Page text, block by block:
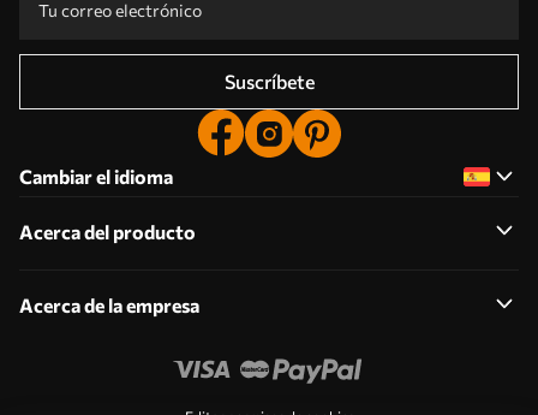
Suscríbete
Cambiar el idioma
Acerca del producto
Acerca de la empresa